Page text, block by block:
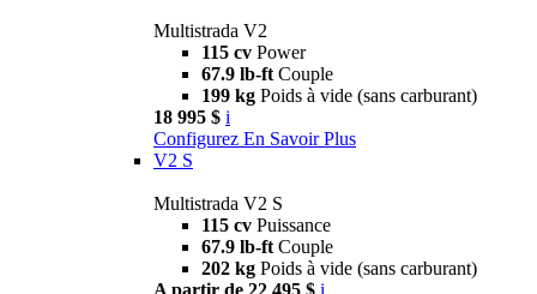
Multistrada V2
115 cv Power
67.9 lb-ft Couple
199 kg Poids à vide (sans carburant)
18 995 $ i
Configurez En Savoir Plus
V2 S
Multistrada V2 S
115 cv Puissance
67.9 lb-ft Couple
202 kg Poids à vide (sans carburant)
A partir de 22 495 $ i